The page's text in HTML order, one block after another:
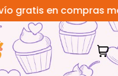
en compras